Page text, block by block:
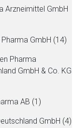
Arzneimittel GmbH
GmbH (14)
Pharma
GmbH & Co. KG
AB (1)
GmbH (4)